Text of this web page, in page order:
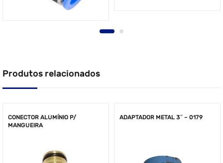
Produtos relacionados
CONECTOR ALUMÍNIO P/
MANGUEIRA
ADAPTADOR METAL 3″ – 0179